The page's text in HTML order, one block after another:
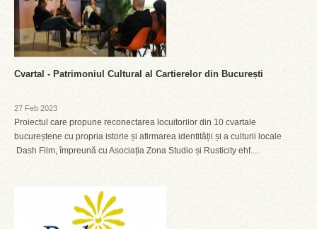
Cvartal - Patrimoniul Cultural al Cartierelor din București
27 Feb 2023
Proiectul care propune reconectarea locuitorilor din 10 cvartale
bucureștene cu propria istorie și afirmarea identității și a culturii locale
Dash Film, împreună cu Asociația Zona Studio și Rusticity ehf....